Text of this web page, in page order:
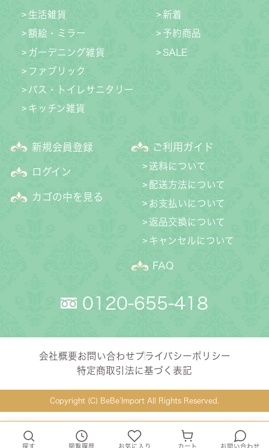
生活雑貨
額絵・ミラー
ガーデニング雑貨
ファブリック
バス・トイレサニタリー
キッチン雑貨
新着
予約商品
SALE
新規会員登録
ログイン
カゴの中を見る
ご利用ガイド
送料について
配送方法について
お支払いについて
返品交換について
キャンセルについて
FAQ
0120-655-418
会社概要お問い合わせプライバシーポリシー
特定商取引法に基づく表記
Copyright (C) BeBe’Import All Rights Reserved.
探す 閲覧履歴 お気に入り カート お問い合わせ